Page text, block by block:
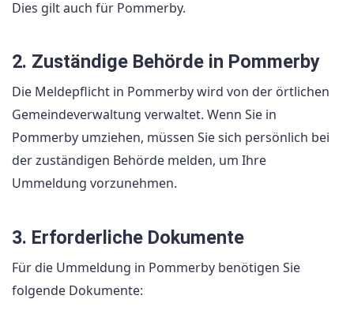
Dies gilt auch für Pommerby.
2. Zuständige Behörde in Pommerby
Die Meldepflicht in Pommerby wird von der örtlichen
Gemeindeverwaltung verwaltet. Wenn Sie in
Pommerby umziehen, müssen Sie sich persönlich bei
der zuständigen Behörde melden, um Ihre
Ummeldung vorzunehmen.
3. Erforderliche Dokumente
Für die Ummeldung in Pommerby benötigen Sie
folgende Dokumente: